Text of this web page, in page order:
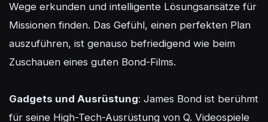
Wege erkunden und intelligente Lösungsansätze für
Missionen finden. Das Gefühl, einen perfekten Plan
auszuführen, ist genauso befriedigend wie beim
Zuschauen eines guten Bond-Films.
Gadgets und Ausrüstung: James Bond ist berühmt
für seine High-Tech-Ausrüstung von Q. Videospiele